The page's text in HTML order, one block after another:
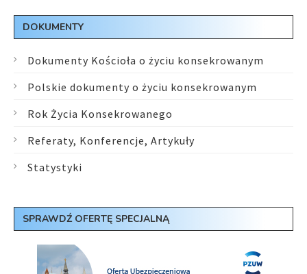
DOKUMENTY
Dokumenty Kościoła o życiu konsekrowanym
Polskie dokumenty o życiu konsekrowanym
Rok Życia Konsekrowanego
Referaty, Konferencje, Artykuły
Statystyki
SPRAWDŹ OFERTĘ SPECJALNĄ